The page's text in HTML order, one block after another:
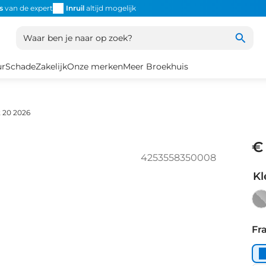
van de expert Inruil altijd mogelijk
Waar ben je naar op zoek?
SchadeZakelijkOnze merkenMeer Broekhuis
2026
4253558350008
€